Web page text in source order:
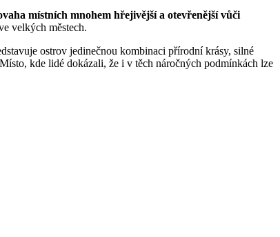
místních mnohem hřejivější a otevřenější vůči
velkých městech.
ostrov jedinečnou kombinaci přírodní krásy, silné
kde lidé dokázali, že i v těch náročných podmínkách lze